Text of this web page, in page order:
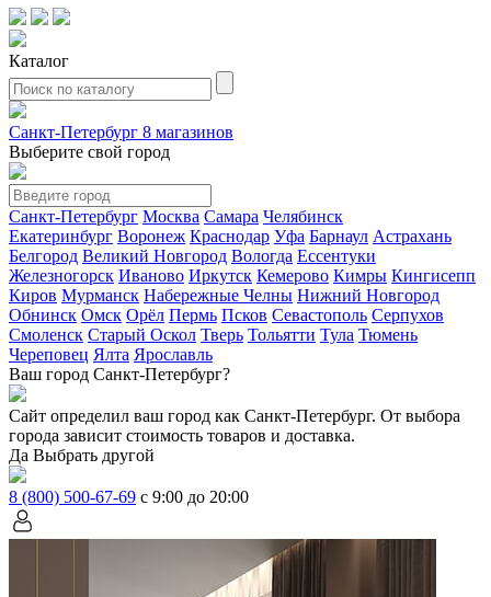
Каталог
Санкт-Петербург 8 магазинов
Выберите свой город
Санкт-Петербург Москва Самара Челябинск
Екатеринбург Воронеж Краснодар Уфа Барнаул Астрахань
Белгород Великий Новгород Вологда Ессентуки
Железногорск Иваново Иркутск Кемерово Кимры Кингисепп
Киров Мурманск Набережные Челны Нижний Новгород
Обнинск Омск Орёл Пермь Псков Севастополь Серпухов
Смоленск Старый Оскол Тверь Тольятти Тула Тюмень
Череповец Ялта Ярославль
Ваш город Санкт-Петербург?
Сайт определил ваш город как Санкт-Петербург. От выбора
города зависит стоимость товаров и доставка.
Да Выбрать другой
8 (800) 500-67-69 с 9:00 до 20:00